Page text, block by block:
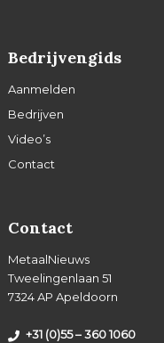
Bedrijvengids
Aanmelden
Bedrijven
Video’s
Contact
Contact
MetaalNieuws
Tweelingenlaan 51
7324 AP Apeldoorn
+31 (0)55 – 360 1060